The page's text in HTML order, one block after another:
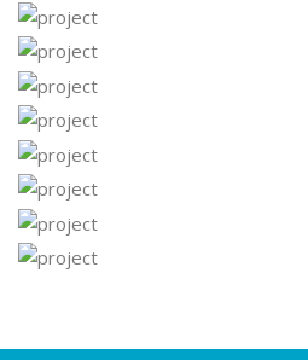
Прегледај галерију
Прегледај галерију
Прегледај галерију
Прегледај галерију
Прегледај галерију
Прегледај галерију
Прегледај галерију
Прегледај галерију